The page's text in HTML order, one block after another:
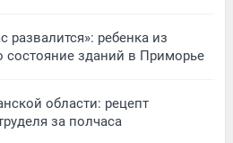
развалится»: ребенка из
зданий в Приморье
области: рецепт
за полчаса